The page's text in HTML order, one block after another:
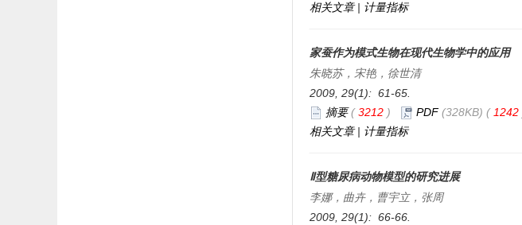
相关文章| 计量指标
家蚕作为模式生物在现代生物学中的应用
朱晓苏，宋艳，徐世清
2009, 29(1): 61-65.
摘要(3212 ) PDF(328KB) (1242
相关文章| 计量指标
Ⅱ型糖尿病动物模型的研究进展
李娜，曲卉，曹宇立，张周
2009, 29(1): 66-66.